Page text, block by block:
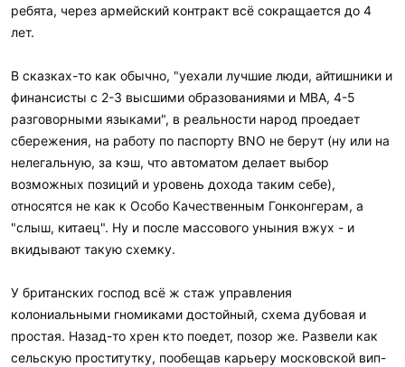
ребята, через армейский контракт всё сокращается до 4
лет.
В сказках-то как обычно, "уехали лучшие люди, айтишники и
финансисты с 2-3 высшими образованиями и MBA, 4-5
разговорными языками", в реальности народ проедает
сбережения, на работу по паспорту BNO не берут (ну или на
нелегальную, за кэш, что автоматом делает выбор
возможных позиций и уровень дохода таким себе),
относятся не как к Особо Качественным Гонконгерам, а
"слыш, китаец". Ну и после массового уныния вжух - и
вкидывают такую схемку.
У британских господ всё ж стаж управления
колониальными гномиками достойный, схема дубовая и
простая. Назад-то хрен кто поедет, позор же. Развели как
сельскую проститутку, пообещав карьеру московской вип-